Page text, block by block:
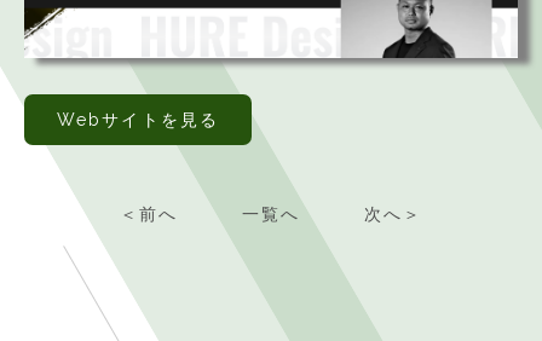
Webサイトを見る
＜前へ 一覧へ 次へ＞